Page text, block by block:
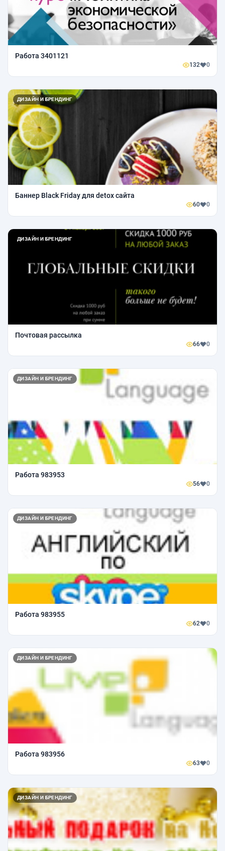
Работа 3401121
132 0
ДИЗАЙН И БРЕНДИНГ
Баннер Black Friday для detox сайта
60 0
ДИЗАЙН И БРЕНДИНГ
Почтовая рассылка
66 0
ДИЗАЙН И БРЕНДИНГ
Работа 983953
56 0
ДИЗАЙН И БРЕНДИНГ
Работа 983955
62 0
ДИЗАЙН И БРЕНДИНГ
Работа 983956
63 0
ДИЗАЙН И БРЕНДИНГ